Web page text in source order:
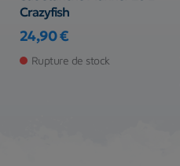
Crazyfish
Prix
24,90 €
Rupture de stock